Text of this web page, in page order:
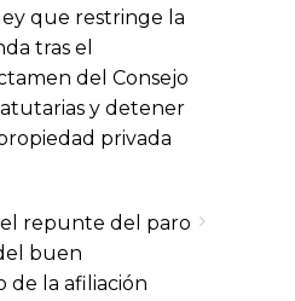
que restringe la
tras el
del Consejo
y detener
privada
repunte del paro
buen
la afiliación